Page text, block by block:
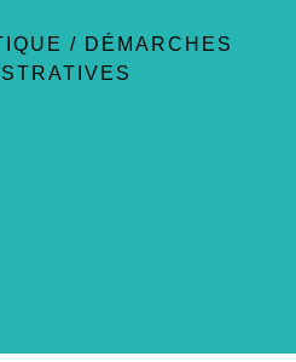
/ DÉMARCHES